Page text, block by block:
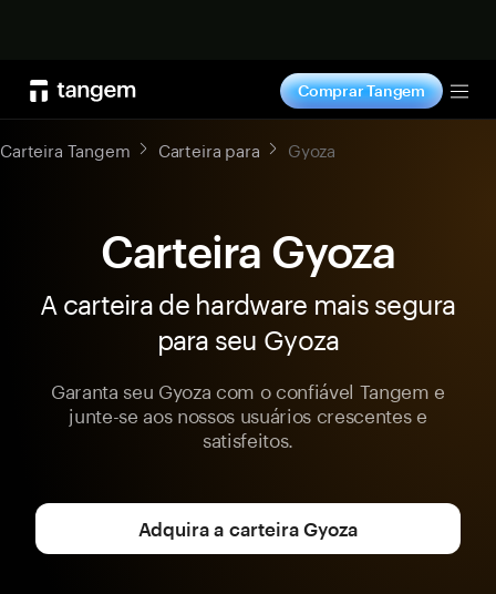
Comprar Tangem
Carteira Tangem Carteira para Gyoza
Carteira Gyoza
A carteira de hardware mais segura
para seu Gyoza
Garanta seu Gyoza com o confiável Tangem e
junte-se aos nossos usuários crescentes e
satisfeitos.
Adquira a carteira Gyoza